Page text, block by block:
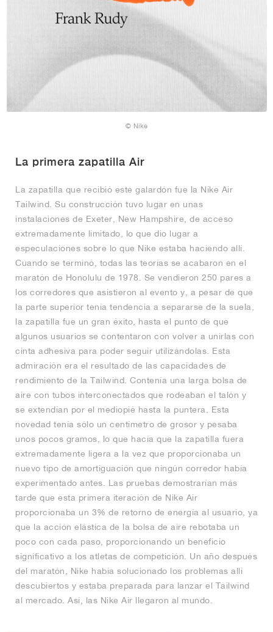
© Nike
La primera zapatilla Air
La zapatilla que recibió este galardón fue la Nike Air
Tailwind. Su construcción tuvo lugar en unas
instalaciones de Exeter, New Hampshire, de acceso
extremadamente limitado, lo que dio lugar a
especulaciones sobre lo que Nike estaba haciendo allí.
Cuando se terminó, todas las teorías se acabaron en el
maratón de Honolulu de 1978. Se vendieron 250 pares a
los corredores que asistieron al evento y, a pesar de que
la parte superior tenía tendencia a separarse de la suela,
la zapatilla fue un gran éxito, hasta el punto de que
algunos usuarios se contentaron con volver a unirlas con
cinta adhesiva para poder seguir utilizándolas. Esta
admiración era el resultado de las capacidades de
rendimiento de la Tailwind. Contenía una larga bolsa de
aire con tubos interconectados que rodeaban el talón y
se extendían por el mediopié hasta la puntera. Esta
novedad tenía sólo un centímetro de grosor y pesaba
unos pocos gramos, lo que hacía que la zapatilla fuera
extremadamente ligera a la vez que proporcionaba un
nuevo tipo de amortiguación que ningún corredor había
experimentado antes. Las pruebas demostrarían más
tarde que esta primera iteración de Nike Air
proporcionaba un 3% de retorno de energía al usuario, ya
que la acción elástica de la bolsa de aire rebotaba un
poco con cada paso, proporcionando un beneficio
significativo a los atletas de competición. Un año después
del maratón, Nike había solucionado los problemas allí
descubiertos y estaba preparada para lanzar el Tailwind
al mercado. Así, las Nike Air llegaron al mundo.